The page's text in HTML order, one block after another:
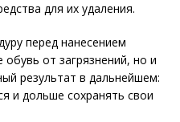
для их удаления.
перед нанесением
от загрязнений, но и
результат в дальнейшем:
и дольше сохранять свои